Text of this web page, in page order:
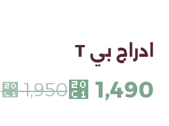
ادراج بي T
⃁1,950⃁ 1,490